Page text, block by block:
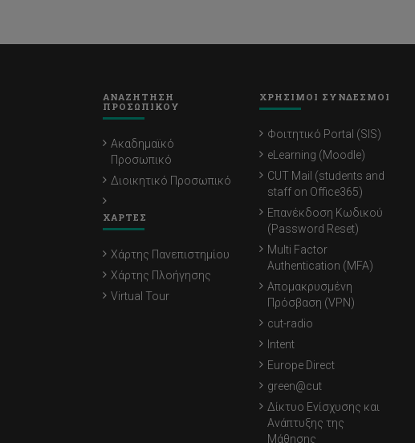
ΑΝΑΖΗΤΗΣΗ
ΠΡΟΣΩΠΙΚΟΥ
Ακαδημαϊκό
Προσωπικό
Διοικητικό Προσωπικό
ΧΑΡΤΕΣ
Χάρτης Πανεπιστημίου
Χάρτης Πλοήγησης
Virtual Tour
ΧΡΗΣΙΜΟΙ ΣΥΝΔΕΣΜΟΙ
Φοιτητικό Portal (SIS)
eLearning (Moodle)
CUT Mail (students and
staff on Office365)
Επανέκδοση Κωδικού
(Password Reset)
Multi Factor
Authentication (MFA)
Απομακρυσμένη
Πρόσβαση (VPN)
cut-radio
Intent
Europe Direct
green@cut
Δίκτυο Ενίσχυσης και
Ανάπτυξης της
Μάθησης